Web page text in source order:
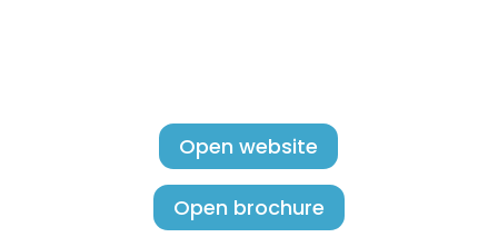
Open website
Open brochure